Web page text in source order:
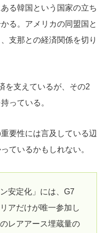
る韓国という国家の立ち
る。アメリカの同盟国と
支那との経済関係を切り
を支えているが、その2
っている。
要性には言及している辺
ているかもしれない。
安定化」には、G7
アだけが唯一参加し
レアアース埋蔵量の